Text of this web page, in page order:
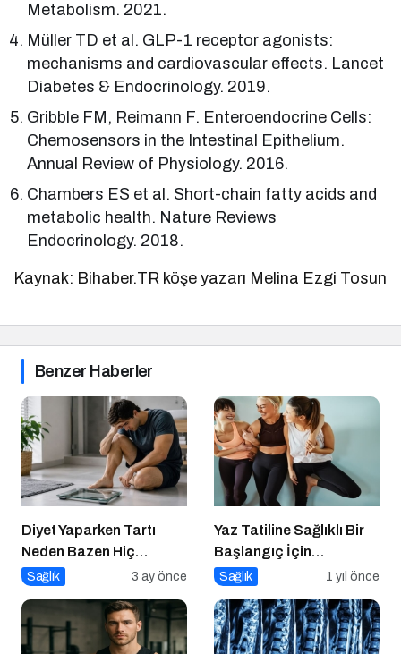
Metabolism. 2021.
Müller TD et al. GLP-1 receptor agonists:
mechanisms and cardiovascular effects. Lancet
Diabetes & Endocrinology. 2019.
Gribble FM, Reimann F. Enteroendocrine Cells:
Chemosensors in the Intestinal Epithelium.
Annual Review of Physiology. 2016.
Chambers ES et al. Short-chain fatty acids and
metabolic health. Nature Reviews
Endocrinology. 2018.
Kaynak: Bihaber.TR köşe yazarı Melina Ezgi Tosun
Benzer Haberler
Diyet Yaparken Tartı
Neden Bazen Hiç
Oynamaz?
Sağlık 3 ay önce
Yaz Tatiline Sağlıklı Bir
Başlangıç İçin
Beslenme
Sağlık 1 yıl önce